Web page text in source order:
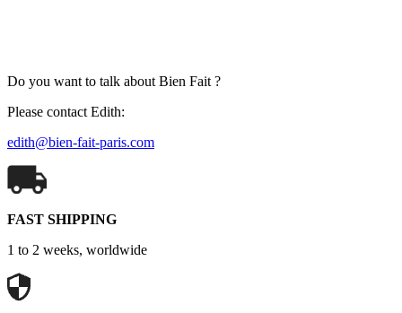
Do you want to talk about Bien Fait ?
Please contact Edith:
edith@bien-fait-paris.com
FAST SHIPPING
1 to 2 weeks, worldwide